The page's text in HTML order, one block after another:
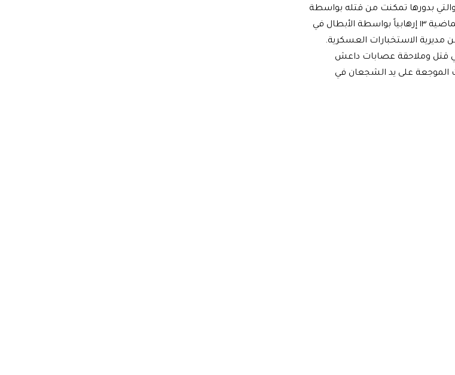
بدورها تمكنت من قتله بواسطة
طائرة سزنا كرفان، وبذلك يصبح عدد الإرهابيين الذين تم قتلهم خلال ٤٨ ساعة الماضية ١٣ إرهابياً بواسطة الأبطال في
الاستخبارات العسكرية.
قتل وملاحقة عصابات داعش
الموجعة على يد الشجعان في